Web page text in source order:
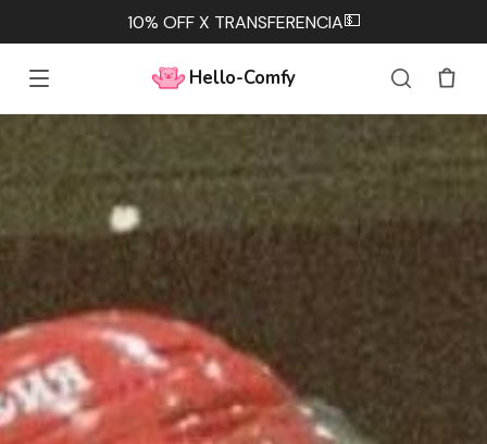
10% OFF X TRANSFERENCIA💵
Hello-Comfy